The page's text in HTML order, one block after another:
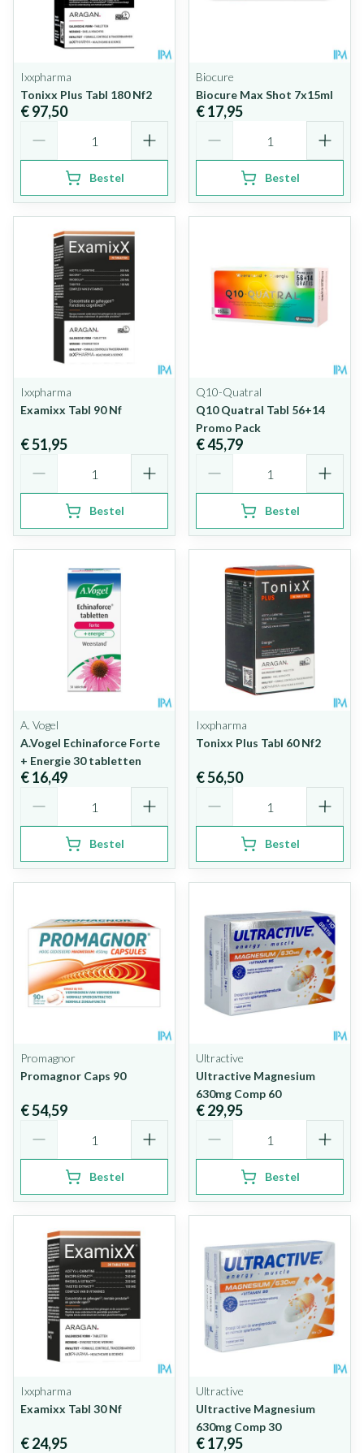
Ixxpharma
Tonixx Plus Tabl 180 Nf2
€ 97,50
Bestel
Biocure
Biocure Max Shot 7x15ml
€ 17,95
Bestel
Ixxpharma
Examixx Tabl 90 Nf
€ 51,95
Bestel
Q10-Quatral
Q10 Quatral Tabl 56+14
Promo Pack
€ 45,79
Bestel
A. Vogel
A.Vogel Echinaforce Forte
+ Energie 30 tabletten
€ 16,49
Bestel
Ixxpharma
Tonixx Plus Tabl 60 Nf2
€ 56,50
Bestel
Promagnor
Promagnor Caps 90
€ 54,59
Bestel
Ultractive
Ultractive Magnesium
630mg Comp 60
€ 29,95
Bestel
Ixxpharma
Examixx Tabl 30 Nf
€ 24,95
Ultractive
Ultractive Magnesium
630mg Comp 30
€ 17,95